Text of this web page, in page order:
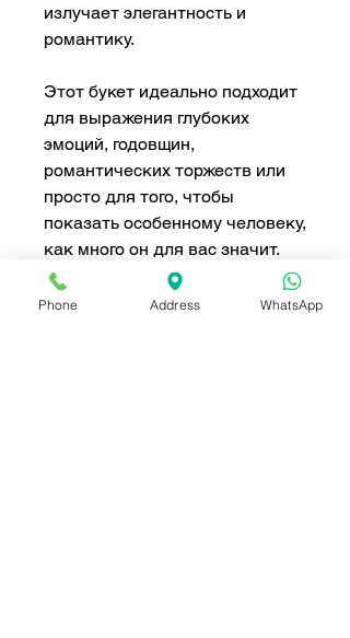
излучает элегантность и
романтику.
Этот букет идеально подходит
для выражения глубоких
эмоций, годовщин,
романтических торжеств или
просто для того, чтобы
показать особенному человеку,
как много он для вас значит.
Букет красных роз «Вечная
любовь»
— это вневременной
Phone Address WhatsApp